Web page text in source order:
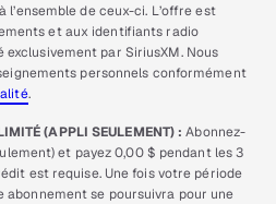
l’ensemble de ceux-ci. L’offre est
et aux identifiants radio
par SiriusXM. Nous
personnels conformément
.
(APPLI SEULEMENT) : Abonnez-
et payez 0,00 $ pendant les 3
est requise. Une fois votre période
se poursuivra pour une